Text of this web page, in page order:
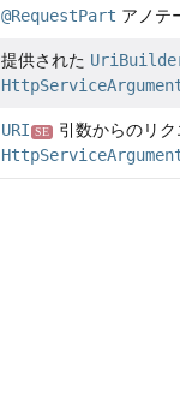
@RequestPart アノテ
提供された
URI SE
引数からのリ